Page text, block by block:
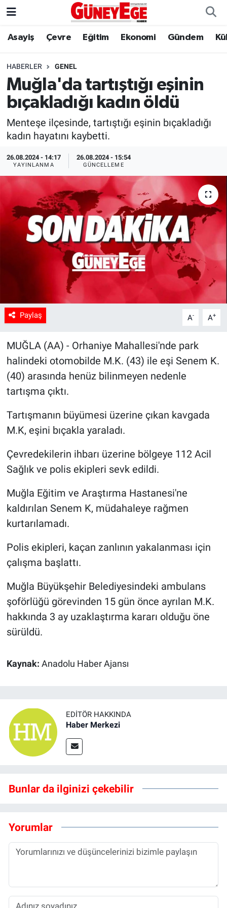
Asayiş Çevre Eğitim Ekonomi Gündem
HABERLER GENEL
Muğla'da tartıştığı eşinin
bıçakladığı kadın öldü
Menteşe ilçesinde, tartıştığı eşinin bıçakladığı
kadın hayatını kaybetti.
26.08.2024 - 14:17
YAYINLANMA
26.08.2024 - 15:54
GÜNCELLEME
Paylaş A- A+
MUĞLA (AA) - Orhaniye Mahallesi'nde park
halindeki otomobilde M.K. (43) ile eşi Senem K.
(40) arasında henüz bilinmeyen nedenle
tartışma çıktı.
Tartışmanın büyümesi üzerine çıkan kavgada
M.K, eşini bıçakla yaraladı.
Çevredekilerin ihbarı üzerine bölgeye 112 Acil
Sağlık ve polis ekipleri sevk edildi.
Muğla Eğitim ve Araştırma Hastanesi'ne
kaldırılan Senem K, müdahaleye rağmen
kurtarılamadı.
Polis ekipleri, kaçan zanlının yakalanması için
çalışma başlattı.
Muğla Büyükşehir Belediyesindeki ambulans
şoförlüğü görevinden 15 gün önce ayrılan M.K.
hakkında 3 ay uzaklaştırma kararı olduğu öne
sürüldü.
Kaynak: Anadolu Haber Ajansı
EDITÖR HAKKINDA
Haber Merkezi
Bunlar da ilginizi çekebilir
Yorumlar
Asayiş
Çevre
Eğitim
Ekonomi
Gündem
Kültür Sanat
Magazin
Politika
Sağlık
Tarım
İstanbul Hava Durumu
İstanbul Trafik Yoğunluk Haritası
Süper Lig Puan Durumu ve Fikstür
Tüm Manşetler
Son Dakika Haberleri
Haber Arşivi